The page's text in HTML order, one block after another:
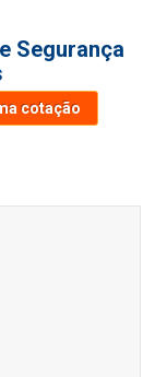
Segurança
cotação